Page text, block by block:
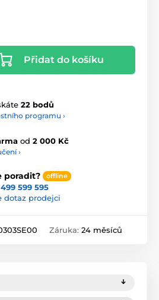
Přidat do košíku
22 bodů
programu ›
od 2 000 Kč
›
poradit? offline
499 599 595
dotaz prodejci
Záruka: 24 měsíců